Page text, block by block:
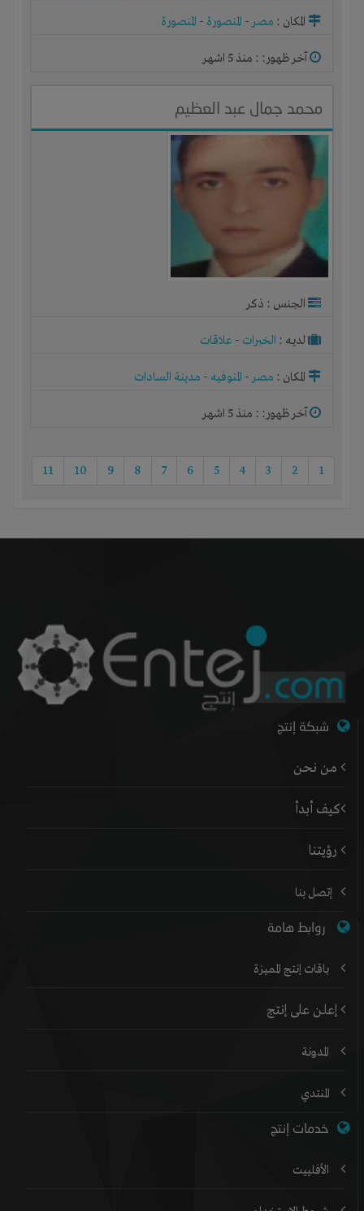
المكان : مصر- المنصورة - المنصورة
آخر ظهور: : منذ 5 اشهر
محمد جمال عبد العظيم
الجنس : ذكر
لديـه : الخبرات - علاقات
المكان : مصر- المنوفيه - مدينة السادات
آخر ظهور: : منذ 5 اشهر
1
2
3
4
5
6
7
8
9
10
11
شبكة إنتج
من نحن
كيف أبدأ
رؤيتنا
إتصل بنا
روابط هامة
باقات إنتج المميزة
إعلن على إنتج
المدونة
المنتدي
خدمات إنتج
الأفلييت